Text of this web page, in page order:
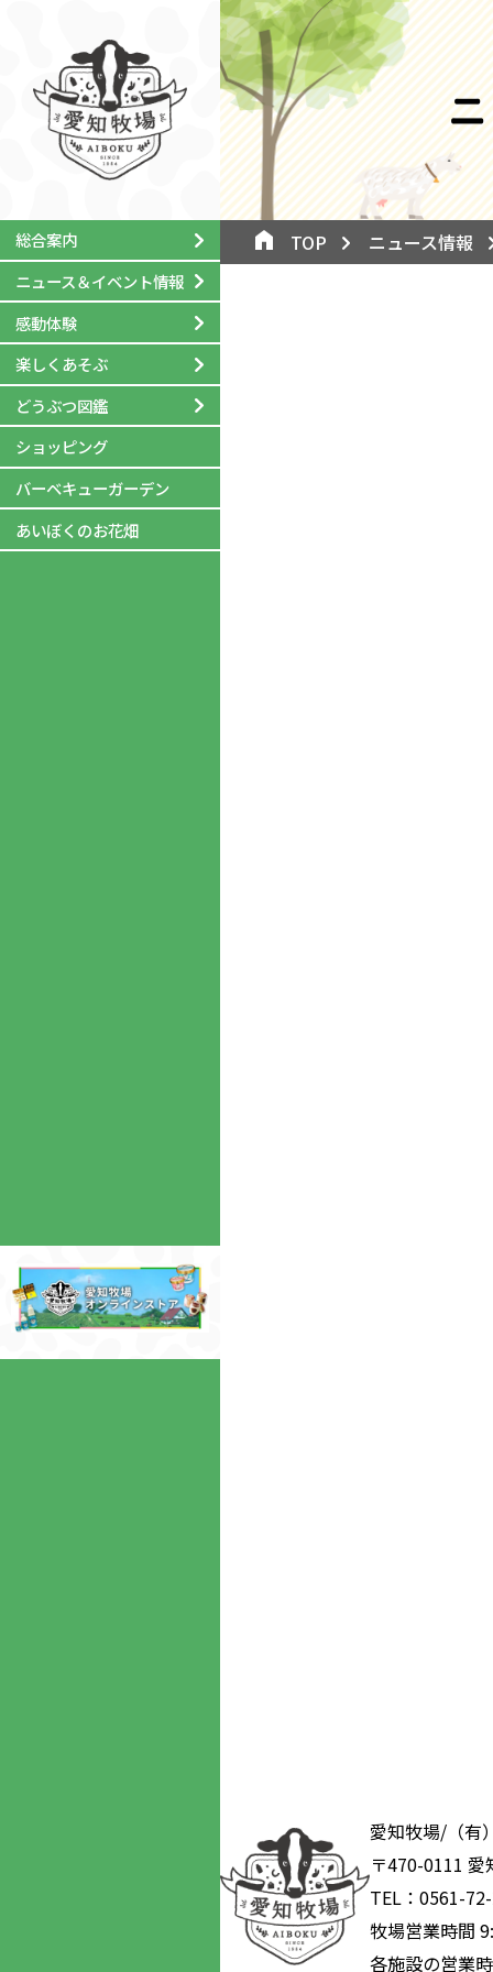
総合案内
ニュース＆イベント情報
感動体験
楽しくあそぶ
どうぶつ図鑑
ショッピング
バーベキューガーデン
あいぼくのお花畑
TOP ニュース情報
愛知牧場/（有
〒470-0111
TEL：0561-
牧場営業時間
各施設の営業